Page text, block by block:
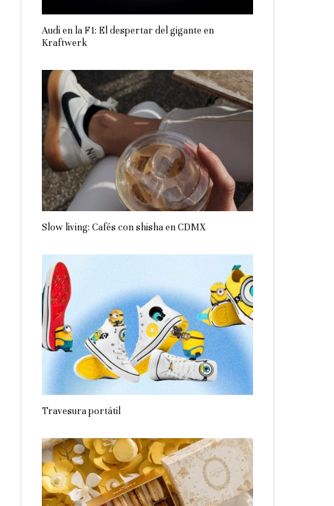
Audi en la F1: El despertar del gigante en
Kraftwerk
Slow living: Cafés con shisha en CDMX
Travesura portátil